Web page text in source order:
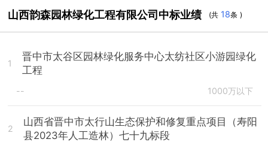
山西韵森园林绿化工程有限公司中标业绩 (共 18条 )
1
晋中市太谷区园林绿化服务中心太纺社区小游园绿化
工程
-- 1000万以下
2
山西省晋中市太行山生态保护和修复重点项目（寿阳
县2023年人工造林）七十九标段